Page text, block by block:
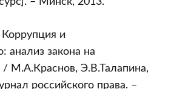
и
анализ закона на
/ М.А.Краснов, Э.В.Талапина,
российского права. –